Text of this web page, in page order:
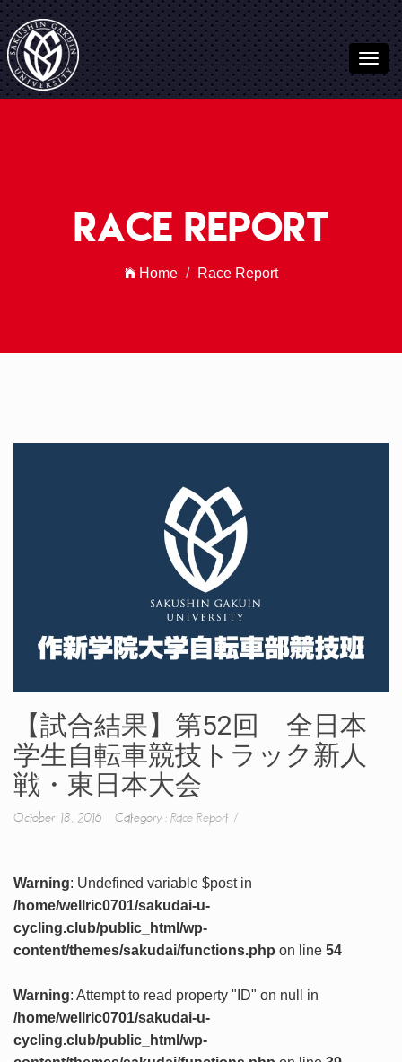
================================================== Global
Page Section Start
================================================== -->
Race Report
Home Race Report
【試合結果】第52回 全日本
学生自転車競技トラック新人
戦・東日本大会
October 18, 2016 Category : Race Report
Warning: Undefined variable $post in
/home/wellric0701/sakudai-u-
cycling.club/public_html/wp-
content/themes/sakudai/functions.php on line 54
Warning: Attempt to read property "ID" on null in
/home/wellric0701/sakudai-u-
cycling.club/public_html/wp-